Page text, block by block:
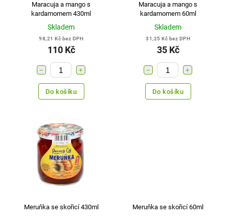
Maracuja a mango s
kardamomem 430ml
Skladem
98,21 Kč bez DPH
110 Kč
+
−
Do košíku
Maracuja a mango s
kardamomem 60ml
Skladem
31,25 Kč bez DPH
35 Kč
+
−
Do košíku
Meruňka se skořicí 430ml Meruňka se skořicí 60ml